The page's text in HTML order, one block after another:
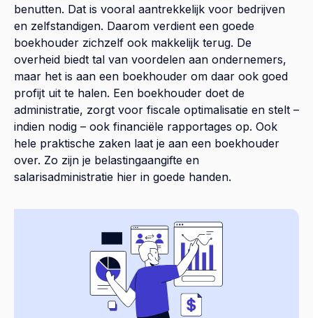
benutten. Dat is vooral aantrekkelijk voor bedrijven
en zelfstandigen. Daarom verdient een goede
boekhouder zichzelf ook makkelijk terug. De
overheid biedt tal van voordelen aan ondernemers,
maar het is aan een boekhouder om daar ook goed
profijt uit te halen. Een boekhouder doet de
administratie, zorgt voor fiscale optimalisatie en stelt –
indien nodig – ook financiële rapportages op. Ook
hele praktische zaken laat je aan een boekhouder
over. Zo zijn je belastingaangifte en
salarisadministratie hier in goede handen.